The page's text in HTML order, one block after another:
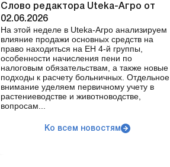
Слово редактора Uteka-Агро от
02.06.2026
На этой неделе в Uteka-Агро анализируем
влияние продажи основных средств на
право находиться на ЕН 4-й группы,
особенности начисления пени по
налоговым обязательствам, а также новые
подходы к расчету больничных. Отдельное
внимание уделяем первичному учету в
растениеводстве и животноводстве,
вопросам...
Ко всем новостям